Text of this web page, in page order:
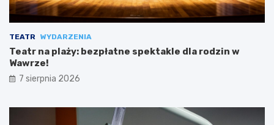
TEATR WYDARZENIA
Teatr na plaży: bezpłatne spektakle dla rodzin w
Wawrze!
7 sierpnia 2026